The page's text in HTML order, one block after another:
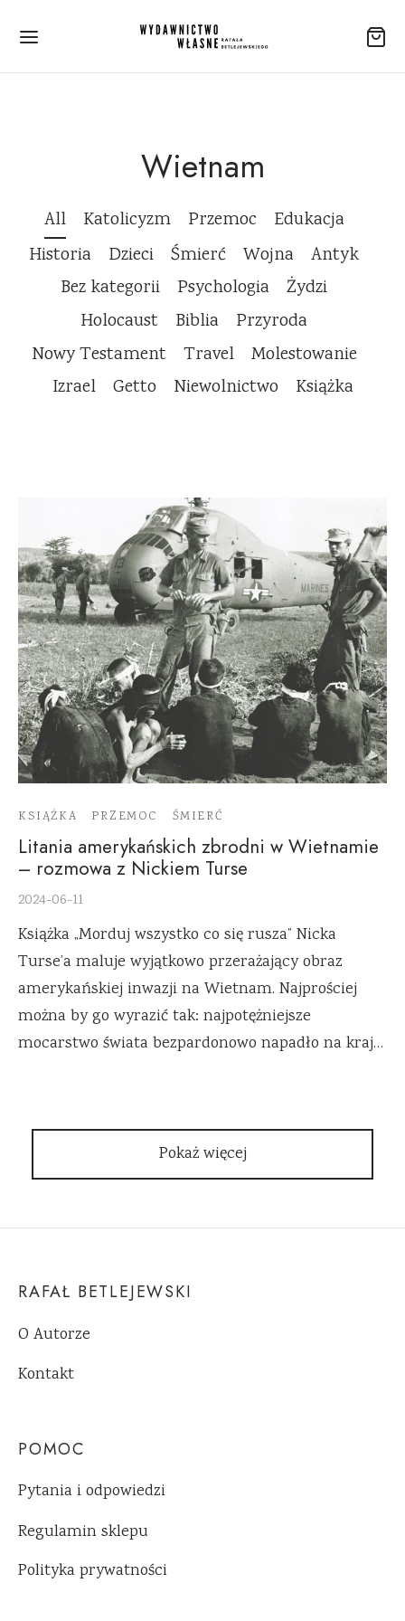
Wietnam
All Katolicyzm Przemoc
Edukacja
Historia
Dzieci Śmierć Wojna
Antyk
Bez kategorii
Psychologia
Żydzi
Holocaust
Biblia
Przyroda
Nowy Testament
Travel
Molestowanie
Izrael
Getto Niewolnictwo Książka
KSIĄŻKA PRZEMOC ŚMIERĆ
Litania amerykańskich zbrodni w Wietnamie
– rozmowa z Nickiem Turse
2024-06-11
Książka „Morduj wszystko co się rusza” Nicka
Turse’a maluje wyjątkowo przerażający obraz
amerykańskiej inwazji na Wietnam. Najprościej
można by go wyrazić tak: najpotężniejsze
mocarstwo świata bezpardonowo napadło na kraj…
Pokaż więcej
RAFAŁ BETLEJEWSKI
O Autorze
Kontakt
POMOC
Pytania i odpowiedzi
Regulamin sklepu
Polityka prywatności